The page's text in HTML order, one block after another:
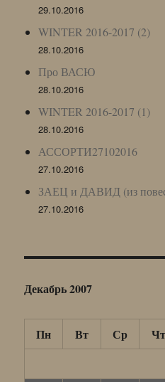
29.10.2016
WINTER 2016-2017 (2)
28.10.2016
Про ВАСЮ
28.10.2016
WINTER 2016-2017 (1)
28.10.2016
АССОРТИ27102016
27.10.2016
ЗАЕЦ и ДАВИД (из
27.10.2016
Декабрь 2007
Пн Вт Ср Чт